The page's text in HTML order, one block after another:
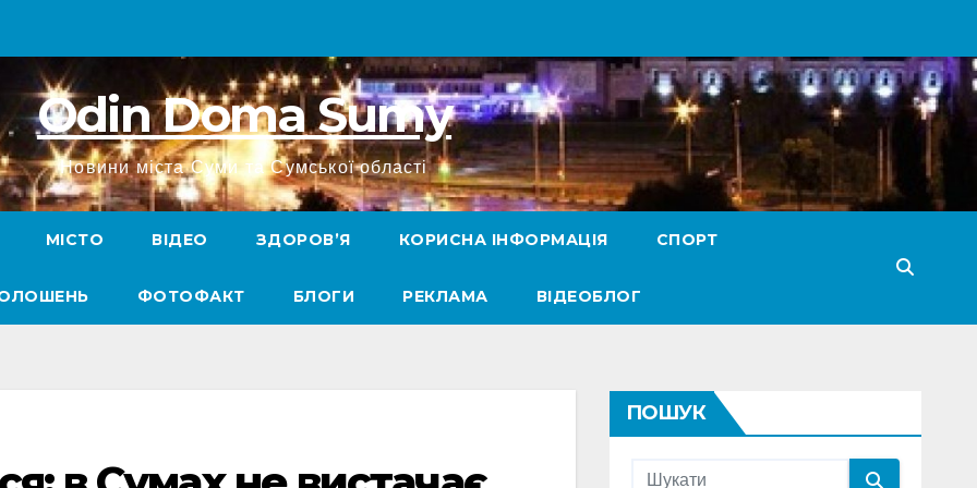
Odin Doma Sumy
Новини міста Суми та Сумської області
МІСТО ВІДЕО ЗДОРОВ’Я КОРИСНА ІНФОРМАЦІЯ СПОРТ
ФОТОФАКТ БЛОГИ РЕКЛАМА ВІДЕОБЛОГ
ПОШУК